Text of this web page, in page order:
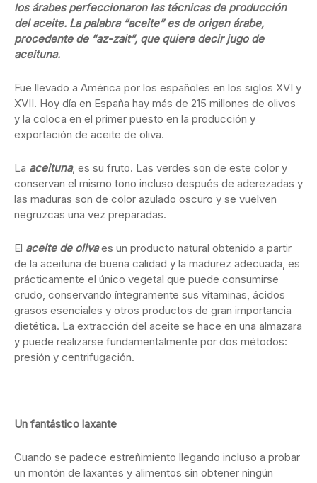
los árabes perfeccionaron las técnicas de producción
del aceite. La palabra “aceite” es de origen árabe,
procedente de “az-zait”, que quiere decir jugo de
aceituna.
Fue llevado a América por los españoles en los siglos XVI y
XVII. Hoy día en España hay más de 215 millones de olivos
y la coloca en el primer puesto en la producción y
exportación de aceite de oliva.
La aceituna, es su fruto. Las verdes son de este color y
conservan el mismo tono incluso después de aderezadas y
las maduras son de color azulado oscuro y se vuelven
negruzcas una vez preparadas.
El aceite de olivaes un producto natural obtenido a partir
de la aceituna de buena calidad y la madurez adecuada, es
prácticamente el único vegetal que puede consumirse
crudo, conservando íntegramente sus vitaminas, ácidos
grasos esenciales y otros productos de gran importancia
dietética. La extracción del aceite se hace en una almazara
y puede realizarse fundamentalmente por dos métodos:
presión y centrifugación.
Un fantástico laxante
Cuando se padece estreñimiento llegando incluso a probar
un montón de laxantes y alimentos sin obtener ningún